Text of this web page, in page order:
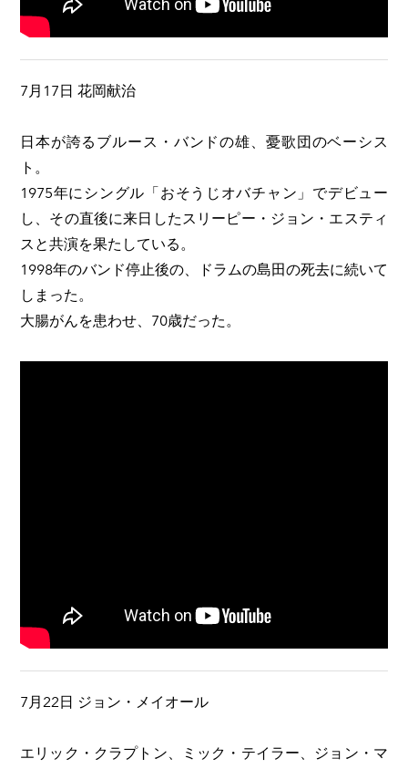
7月17日 花岡献治
日本が誇るブルース・バンドの雄、憂歌団のベーシス
ト。
1975年にシングル「おそうじオバチャン」でデビュー
し、その直後に来日したスリーピー・ジョン・エスティ
スと共演を果たしている。
1998年のバンド停止後の、ドラムの島田の死去に続いて
しまった。
大腸がんを患わせ、70歳だった。
7月22日 ジョン・メイオール
エリック・クラプトン、ミック・テイラー、ジョン・マ